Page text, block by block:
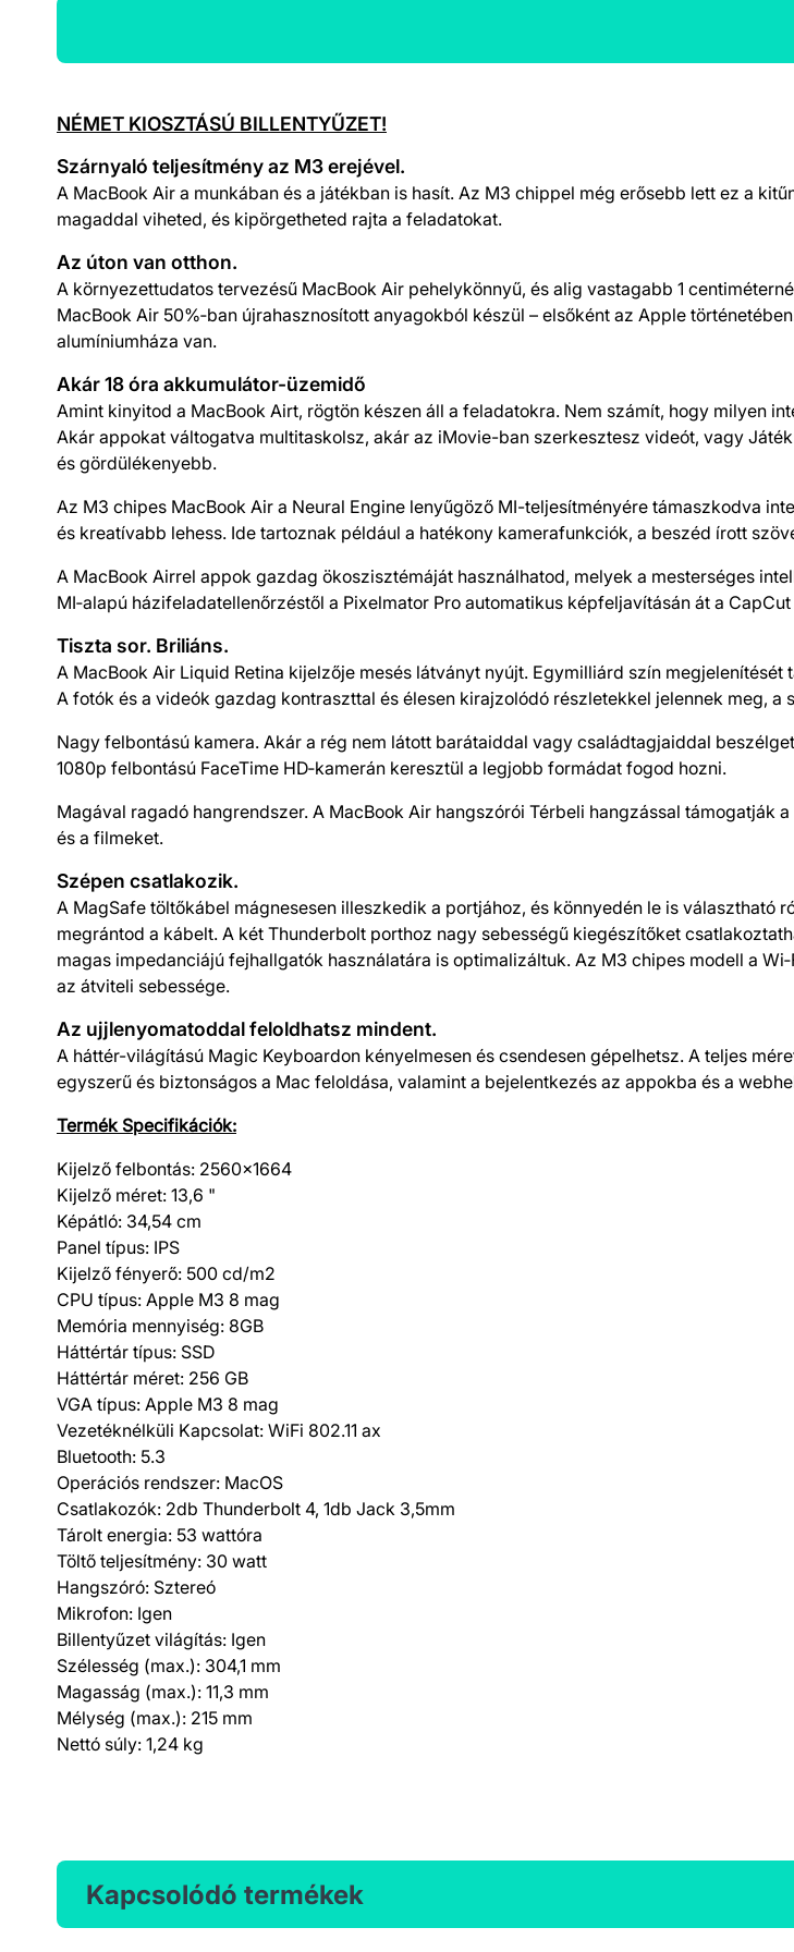
Termék részletek
NÉMET KIOSZTÁSÚ BILLENTYŰZET!
Szárnyaló teljesítmény az M3 erejével.
A MacBook Air a munkában és a játékban is hasít. Az M3 chippel még erősebb lett ez a
magaddal viheted, és kipörgetheted rajta a feladatokat.
Az úton van otthon.
A környezettudatos tervezésű MacBook Air pehelykönnyű, és alig vasta­gabb 1
MacBook Air 50%‑ban újra­hasznosított anyagok­ból készül – elsőként az Apple
alumínium­háza van.
Akár 18 óra akkumulátor-üzemidő
Amint kinyitod a MacBook Airt, rögtön készen áll a feladatokra. Nem számít, hogy milyen
Akár appokat váltogatva multitaskolsz, akár az iMovie-ban szerkesztesz videót, vagy
és gördülékenyebb.
Az M3 chipes MacBook Air a Neural Engine lenyűgöző MI-teljesítményére támaszkodva
és kreatívabb lehess. Ide tartoznak például a hatékony kamera­funkciók, a beszéd írott
A MacBook Airrel appok gazdag ökoszisztémáját használhatod, melyek a mesterséges
MI‑alapú házifeladatellenőrzéstől a Pixelmator Pro automatikus képfeljavításán át a
Tiszta sor. Briliáns.
A MacBook Air Liquid Retina kijelzője mesés látványt nyújt. Egymilliárd szín
A fotók és a videók gazdag kontraszttal és élesen kirajzolódó részletekkel jelennek meg, a
Nagy felbontású kamera. Akár a rég nem látott barátaiddal vagy családtagjaiddal
1080p felbontású FaceTime HD‑kamerán keresztül a legjobb formádat fogod hozni.
Magával ragadó hangrendszer. A MacBook Air hangszórói Térbeli hangzással
és a filmeket.
Szépen csatlakozik.
A MagSafe töltőkábel mágnesesen illeszkedik a portjához, és könnyedén le is választható
megrántod a kábelt. A két Thunderbolt porthoz nagy se­bességű kiegészítőket
magas impedanciájú fejhallgatók használatára is optimalizáltuk. Az M3 chipes modell a
az átviteli sebessége.
Az ujj­lenyomatoddal feloldhatsz mindent.
A háttér-világítású Magic Keyboardon kényelmesen és csendesen gépelhetsz. A teljes
egyszerű és biztonságos a Mac feloldása, valamint a bejelentkezés az appokba és a
Termék Specifikációk:
Kijelző felbontás: 2560x1664
Kijelző méret: 13,6 "
Képátló: 34,54 cm
Panel típus: IPS
Kijelző fényerő: 500 cd/m2
CPU típus: Apple M3 8 mag
Memória mennyiség: 8GB
Háttértár típus: SSD
Háttértár méret: 256 GB
VGA típus: Apple M3 8 mag
Vezetéknélküli Kapcsolat: WiFi 802.11 ax
Bluetooth: 5.3
Operációs rendszer: MacOS
Csatlakozók: 2db Thunderbolt 4, 1db Jack 3,5mm
Tárolt energia: 53 wattóra
Töltő teljesítmény: 30 watt
Hangszóró: Sztereó
Mikrofon: Igen
Billentyűzet világítás: Igen
Szélesség (max.): 304,1 mm
Magasság (max.): 11,3 mm
Mélység (max.): 215 mm
Nettó súly: 1,24 kg
Kapcsolódó termékek